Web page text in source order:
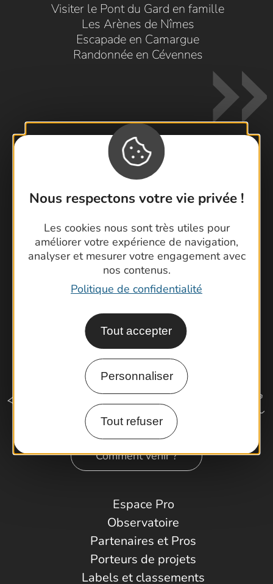
Nous respectons votre vie privée !
Les cookies nous sont très utiles pour
améliorer votre expérience de navigation,
analyser et mesurer votre engagement avec
nos contenus.
Politique de confidentialité
Tout accepter
Personnaliser
Tout refuser
Visiter le Pont du Gard en famille
Les Arènes de Nîmes
Escapade en Camargue
Randonnée en Cévennes
Contactez-nous !
Foire aux questions
Cartoguides et Topoguides
Latitude Gard
Comment venir ?
Espace Pro
Observatoire
Partenaires et Pros
Porteurs de projets
Labels et classements